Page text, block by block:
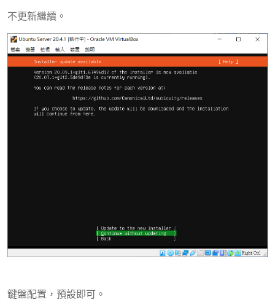
不更新繼續。
鍵盤配置，預設即可。